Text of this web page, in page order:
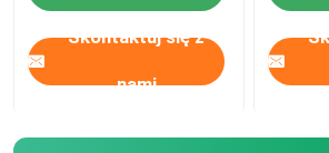
Skontaktuj się z
nami